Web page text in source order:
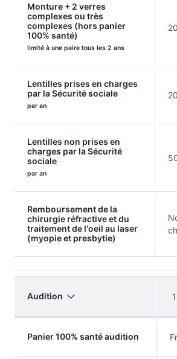
Monture + 2 verres
complexes ou très
complexes (hors panier
100% santé)
limité à une paire tous les 2 ans
Lentilles prises en charges
par la Sécurité sociale
par an
Lentilles non prises en
charges par la Sécurité
sociale
par an
Remboursement de la
chirurgie réfractive et du
traitement de l'oeil au laser
(myopie et presbytie)
Audition
Panier 100% santé audition